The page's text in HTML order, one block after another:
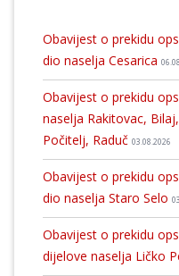
Obavijest o prekidu
dio naselja Cesarica
Obavijest o prekidu
naselja Rakitovac,
Počitelj, Raduč 03.08.2026
Obavijest o prekidu
dio naselja Staro Selo
Obavijest o prekidu
dijelove naselja Ličko